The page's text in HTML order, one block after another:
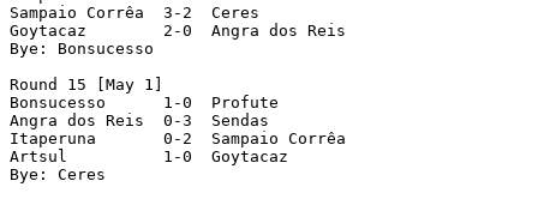
Sampaio Corrêa  3-2  Ceres
Goytacaz        2-0  Angra dos Reis
Bye: Bonsucesso
Round 15 [May 1]
Bonsucesso      1-0  Profute
Angra dos Reis  0-3  Sendas
Itaperuna       0-2  Sampaio Corrêa
Artsul          1-0  Goytacaz
Bye: Ceres